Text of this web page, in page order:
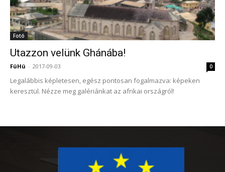
Fotó
Utazzon velünk Ghánába!
FüHü - 2017-09-03 0
Legalábbis képletesen, egész pontosan fogalmazva: képeken
keresztül. Nézze meg galériánkat az afrikai országról!